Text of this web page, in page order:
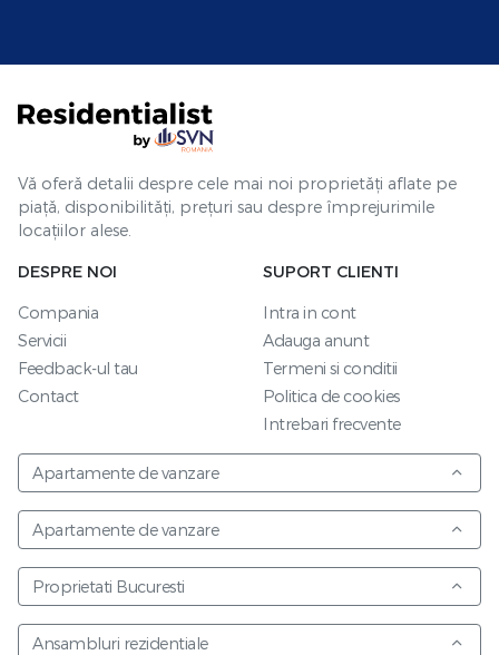
Vă oferă detalii despre cele mai noi proprietăți aflate pe
piață, disponibilități, prețuri sau despre împrejurimile
locațiilor alese.
DESPRE NOI
Compania
Servicii
Feedback-ul tau
Contact
SUPORT CLIENTI
Intra in cont
Adauga anunt
Termeni si conditii
Politica de cookies
Intrebari frecvente
Apartamente de vanzare
Apartamente de vanzare
Proprietati Bucuresti
Ansambluri rezidentiale